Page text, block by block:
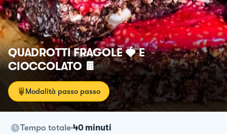
QUADROTTI FRAGOLE 🍓 E
CIOCCOLATO 🍫
Modalità passo passo
Tempo totale 40 minuti